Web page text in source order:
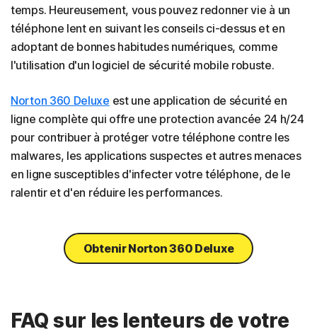
temps. Heureusement, vous pouvez redonner vie à un
téléphone lent en suivant les conseils ci-dessus et en
adoptant de bonnes habitudes numériques, comme
l'utilisation d'un logiciel de sécurité mobile robuste.
Norton 360 Deluxe est une application de sécurité en
ligne complète qui offre une protection avancée 24 h/24
pour contribuer à protéger votre téléphone contre les
malwares, les applications suspectes et autres menaces
en ligne susceptibles d'infecter votre téléphone, de le
ralentir et d'en réduire les performances.
Obtenir Norton 360 Deluxe
FAQ sur les lenteurs de votre